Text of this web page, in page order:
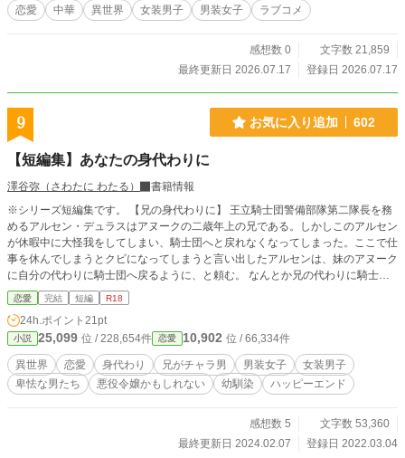
恋愛 中華 異世界 女装男子 男装女子 ラブコメ
感想数 0
文字数 21,859
最終更新日 2026.07.17
登録日 2026.07.17
9 お気に入り追加 602
【短編集】あなたの身代わりに
澤谷弥（さわたに わたる）
書籍情報
※シリーズ短編集です。 【兄の身代わりに】 王立騎士団警備部隊第二隊長を務
めるアルセン・デュラスはアヌークの二歳年上の兄である。しかしこのアルセン
が休暇中に大怪我をしてしまい、騎士団へと戻れなくなってしまった。ここで仕
事を休んでしまうとクビになってしまうと言い出したアルセンは、妹のアヌーク
に自分の代わりに騎士団へ戻るように、と頼む。 なんとか兄の代わりに騎士団
へ潜入し、兄よりも優秀に仕事をこなしていたアヌークだが、どうやら部隊長で
あるニルスに気付かれてしまったようだ――。 【妹の身代わりに】 兄の身代わ
りとして騎士団の仕事をこなしている妹アヌークの代わりに、領地をうろついて
いる兄アルセンのお話。 【弟の身代わりに】 この国には学院卒業した男子学生
を一年間、騎士団で従騎士として従事させる制度がある。だが、それが嫌で逃げ
出した弟の代わりに姉が弟の振りをして従騎士としての義務を果たそうとするの
だが――。 【姉の身代わりに】 婚約者を交換しろと姉のエリンが口にした。 妹
トの婚約者となる――。 【母の身代わりに】 追加しました。 ※R18です、いつ
恋愛 完結 短編 R18
24h.ポイント 21pt
小説 25,099 位 / 228,654件 恋愛 10,902 位 / 66,334件
異世界 恋愛 身代わり 兄がチャラ男 男装女子
女装男子
卑怯な男たち
悪役令嬢かもしれない 幼馴染 ハッピーエンド
感想数 5
文字数 53,360
最終更新日 2024.02.07
登録日 2022.03.04